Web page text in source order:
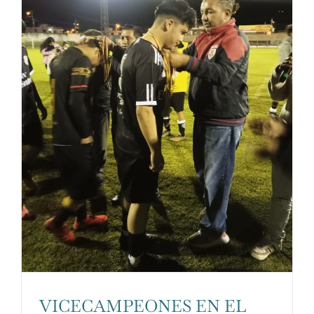
VICECAMPEONES EN EL
funcionalidades
desaparecerán
de la web.
Marketing
Al compartir tus
intereses y
comportamiento
mientras visitas
nuestro sitio,
aumentas la
posibilidad de
ver contenido y
ofertas